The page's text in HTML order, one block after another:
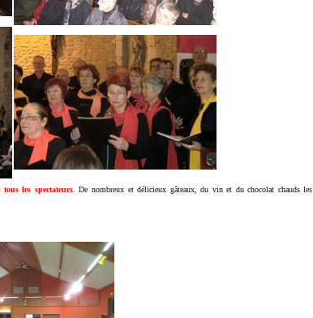
les spectateurs. De nombreux et délicieux gâteaux, du vin et du chocolat chauds les